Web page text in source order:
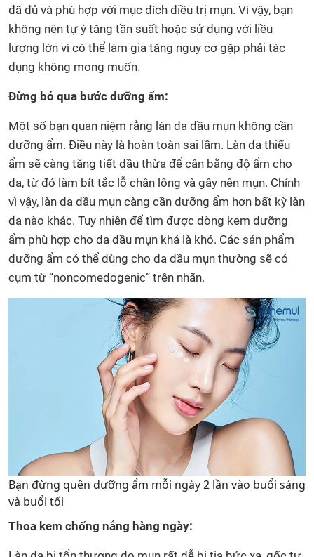
đã đủ và phù hợp với mục đích điều trị mụn. Vì vậy, bạn
không nên tự ý tăng tần suất hoặc sử dụng với liều
lượng lớn vì có thể làm gia tăng nguy cơ gặp phải tác
dụng không mong muốn.
Đừng bỏ qua bước dưỡng ẩm:
Một số bạn quan niệm rằng làn da dầu mụn không cần
dưỡng ẩm. Điều này là hoàn toàn sai lầm. Làn da thiếu
ẩm sẽ càng tăng tiết dầu thừa để cân bằng độ ẩm cho
da, từ đó làm bít tắc lỗ chân lông và gây nên mụn. Chính
vì vậy, làn da dầu mụn càng cần dưỡng ẩm hơn bất kỳ làn
da nào khác. Tuy nhiên để tìm được dòng kem dưỡng
ẩm phù hợp cho da dầu mụn khá là khó. Các sản phẩm
dưỡng ẩm có thể dùng cho da dầu mụn thường sẽ có
cụm từ “noncomedogenic” trên nhãn.
Bạn đừng quên dưỡng ẩm mỗi ngày 2 lần vào buổi sáng
và buổi tối
Thoa kem chống nắng hàng ngày: